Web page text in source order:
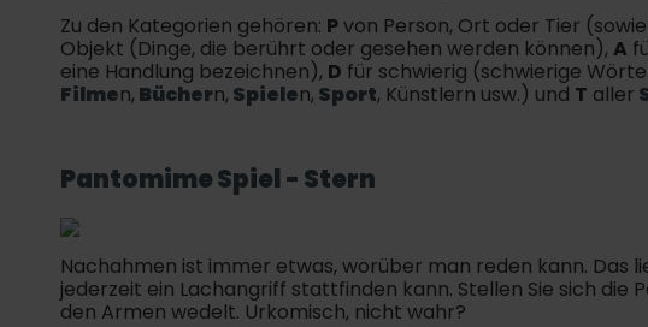
Zu den Kategorien gehören: Pvon Person, Ort oder Tier
Objekt (Dinge, die berührt oder gesehen werden können), A
eine Handlung bezeichnen), D für schwierig (schwierige
Filmen, Büchern, Spielen, Sport, Künstlern usw.) und T aller
Pantomime Spiel - Stern
Nachahmen ist immer etwas, worüber man reden kann. Das
jederzeit ein Lachangriff stattfinden kann. Stellen Sie sich die
den Armen wedelt. Urkomisch, nicht wahr?